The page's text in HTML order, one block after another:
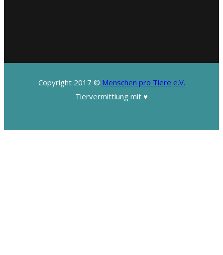
Copyright 2017 © Menschen pro Tiere e.V.
Tiervermittlung mit ♥️